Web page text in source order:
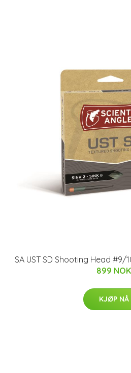
SA UST SD Shooting Head
899 NOK
KJØP NÅ